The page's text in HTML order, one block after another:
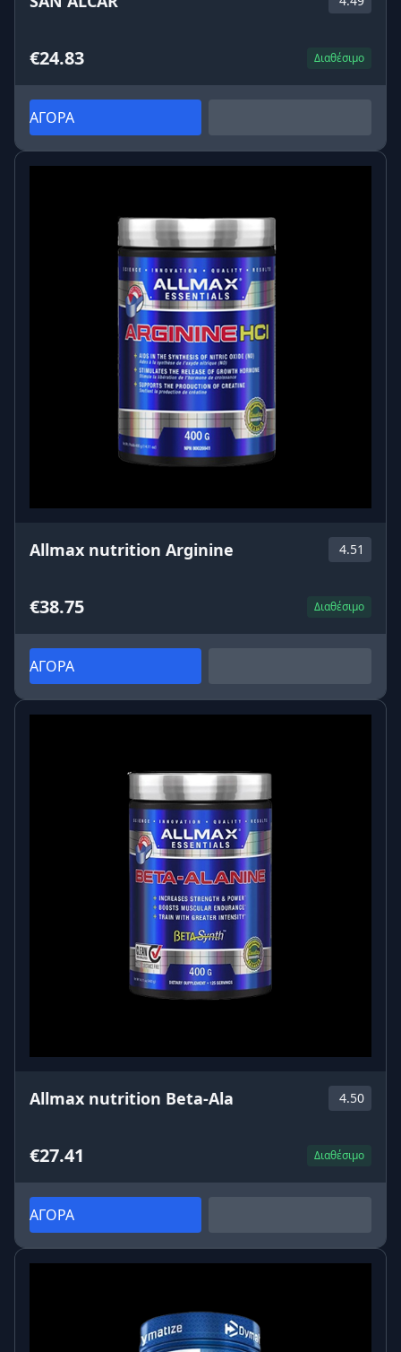
χωρίς διακοπή, εφόσον ακολουθείται η δοσολογία.
Η περιεκτικότητα σε θερμίδες είναι αμελητέα,
€24.83 Διαθέσιμο
ΑΓΟΡΑ
Allmax nutrition Arginine 4.51
€38.75 Διαθέσιμο
ΑΓΟΡΑ
Allmax nutrition Beta-Ala 4.50
€27.41 Διαθέσιμο
ΑΓΟΡΑ